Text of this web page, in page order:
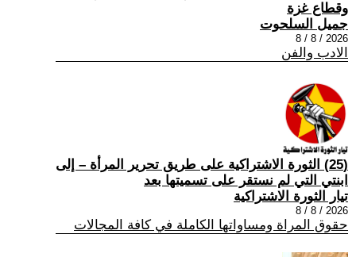
وقطاع غزة
جميل السلحوت
2026 / 8 / 8
الادب والفن
(25) الثورة الاشتراكية على طريق تحرير المرأة – إلى
ابنتي التي لم نستقر على تسميتها بعد
تيار الثورة الاشتراكية
2026 / 8 / 8
حقوق المراة ومساواتها الكاملة في كافة المجالات